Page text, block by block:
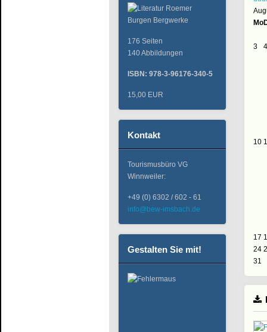
176 Seiten
140 Abbildungen
ISBN: 978-3-96176-340-5
15,00 EUR
Kontakt
Tourismusbüro VG
Winnweiler:
+49 (0) 6302 / 602 - 61
info@bew-imsbach.de
Gestalten Sie mit!
Mo
3 4
10
17
24
31